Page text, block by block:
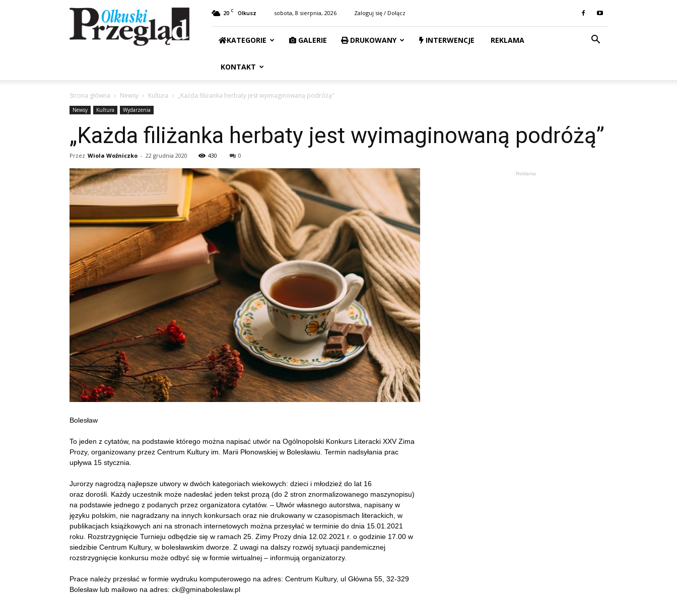
Przegląd
Olkuski
20 C Olkusz sobota, 8 sierpnia, 2026 Zaloguj się / Dołącz
KATEGORIE GALERIE DRUKOWANY INTERWENCJE REKLAMA
KONTAKT
Strona główna Newsy Kultura „Każda filiżanka herbaty jest wyimaginowaną podróżą”
Newsy Kultura Wydarzenia
„Każda filiżanka herbaty jest wyimaginowaną podróżą”
Przez Wiola Woźniczko - 22 grudnia 2020 430 0
Bolesław
To jeden z cytatów, na podstawie którego można napisać utwór na Ogólnopolski Konkurs Literacki XXV Zima
Prozy, organizowany przez Centrum Kultury im. Marii Płonowskiej w Bolesławiu. Termin nadsyłania prac
upływa 15 stycznia.
Jurorzy nagrodzą najlepsze utwory w dwóch kategoriach wiekowych: dzieci i młodzież do lat 16
oraz dorośli. Każdy uczestnik może nadesłać jeden tekst prozą (do 2 stron znormalizowanego maszynopisu)
na podstawie jednego z podanych przez organizatora cytatów. – Utwór własnego autorstwa, napisany w
języku polskim, nie nagradzany na innych konkursach oraz nie drukowany w czasopismach literackich, w
publikacjach książkowych ani na stronach internetowych można przesyłać w terminie do dnia 15.01.2021
roku. Rozstrzygnięcie Turnieju odbędzie się w ramach 25. Zimy Prozy dnia 12.02.2021 r. o godzinie 17.00 w
siedzibie Centrum Kultury, w bolesławskim dworze. Z uwagi na dalszy rozwój sytuacji pandemicznej
rozstrzygnięcie konkursu może odbyć się w formie wirtualnej – informują organizatorzy.
Prace należy przesłać w formie wydruku komputerowego na adres: Centrum Kultury, ul Główna 55, 32-329
Bolesław lub mailowo na adres: ck@gminaboleslaw.pl
Reklama